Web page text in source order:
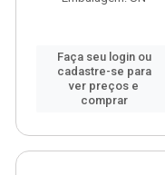
Faça seu login ou
cadastre-se para
ver preços e
comprar